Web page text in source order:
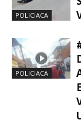
POLICIACA
POLICIACA